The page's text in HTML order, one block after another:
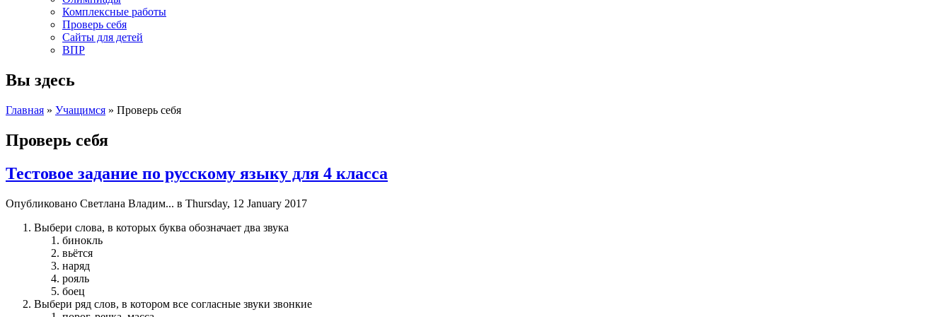
Комплексные работы
Проверь себя
Сайты для детей
ВПР
Вы здесь
Главная » Учащимся » Проверь себя
Проверь себя
Тестовое задание по русскому языку для 4 класса
Опубликовано Светлана Владим... в Thursday, 12 January 2017
Выбери слова, в которых буква обозначает два звука
бинокль
вьётся
наряд
рояль
боец
Выбери ряд слов, в котором все согласные звуки звонкие